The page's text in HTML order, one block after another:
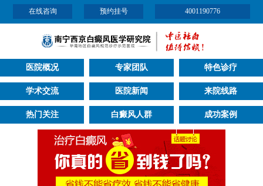
在线咨询 预约挂号 4001190776
医院概况 专家团队 特色诊疗
学术交流 医院新闻 来院线路
热门关注 白癜风人群 成功案例